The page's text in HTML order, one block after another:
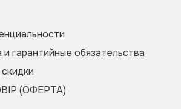
гарантийные обязательства
(ОФЕРТА)